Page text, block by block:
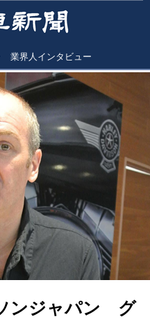
業界人インタビュー
ンジャパン グ